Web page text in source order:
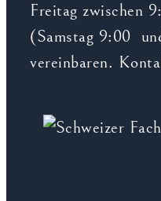
Freitag zwischen
(Samstag 9:00
vereinbaren.